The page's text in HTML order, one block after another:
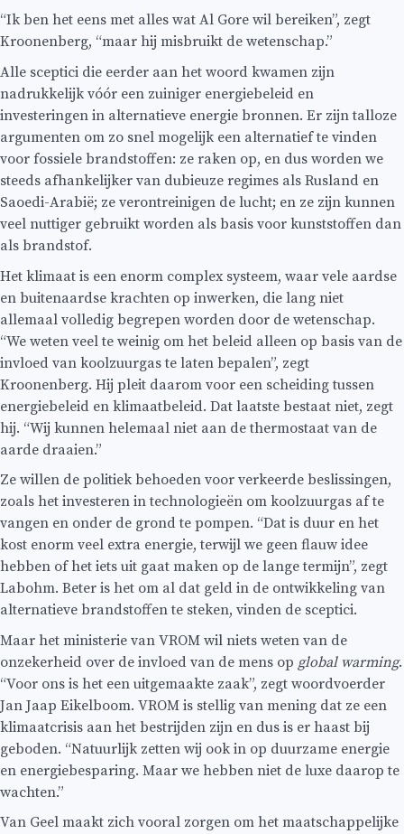
“Ik ben het eens met alles wat Al Gore wil bereiken”, zegt
Kroonenberg, “maar hij misbruikt de wetenschap.”
Alle sceptici die eerder aan het woord kwamen zijn
nadrukkelijk vóór een zuiniger energiebeleid en
investeringen in alternatieve energie bronnen. Er zijn talloze
argumenten om zo snel mogelijk een alternatief te vinden
voor fossiele brandstoffen: ze raken op, en dus worden we
steeds afhankelijker van dubieuze regimes als Rusland en
Saoedi-Arabië; ze verontreinigen de lucht; en ze zijn kunnen
veel nuttiger gebruikt worden als basis voor kunststoffen dan
als brandstof.
Het klimaat is een enorm complex systeem, waar vele aardse
en buitenaardse krachten op inwerken, die lang niet
allemaal volledig begrepen worden door de wetenschap.
“We weten veel te weinig om het beleid alleen op basis van de
invloed van koolzuurgas te laten bepalen”, zegt
Kroonenberg. Hij pleit daarom voor een scheiding tussen
energiebeleid en klimaatbeleid. Dat laatste bestaat niet, zegt
hij. “Wij kunnen helemaal niet aan de thermostaat van de
aarde draaien.”
Ze willen de politiek behoeden voor verkeerde beslissingen,
zoals het investeren in technologieën om koolzuurgas af te
vangen en onder de grond te pompen. “Dat is duur en het
kost enorm veel extra energie, terwijl we geen flauw idee
hebben of het iets uit gaat maken op de lange termijn”, zegt
Labohm. Beter is het om al dat geld in de ontwikkeling van
alternatieve brandstoffen te steken, vinden de sceptici.
Maar het ministerie van VROM wil niets weten van de
onzekerheid over de invloed van de mens op global warming.
“Voor ons is het een uitgemaakte zaak”, zegt woordvoerder
Jan Jaap Eikelboom. VROM is stellig van mening dat ze een
klimaatcrisis aan het bestrijden zijn en dus is er haast bij
geboden. “Natuurlijk zetten wij ook in op duurzame energie
en energiebesparing. Maar we hebben niet de luxe daarop te
wachten.”
Van Geel maakt zich vooral zorgen om het maatschappelijke